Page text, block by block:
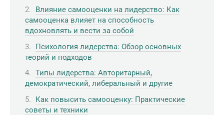
Влияние самооценки на лидерство: Как
самооценка влияет на способность
вдохновлять и вести за собой
Психология лидерства: Обзор основных
теорий и подходов
Типы лидерства: Авторитарный,
демократический, либеральный и другие
Как повысить самооценку: Практические
советы и техники